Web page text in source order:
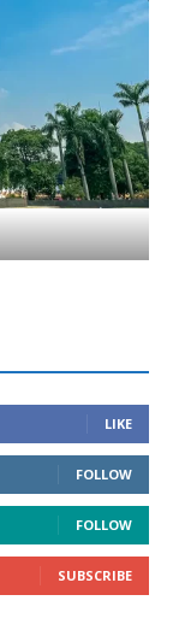
LIKE
FOLLOW
FOLLOW
SUBSCRIBE